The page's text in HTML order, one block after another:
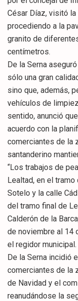
César Díaz, visitó
procediendo a la
granito de
centímetros.
De la Serna
sólo una gran
sino que, además,
vehículos de
sentido, anunció
acuerdo con la
comerciantes de la
santanderino
“Los trabajos de
Lealtad, en el
Sotelo y la calle
del tramo final de
Calderón de la
de noviembre al 14
el regidor municipal.
De la Serna incidió
comerciantes de la
de Navidad y el
reanudándose la